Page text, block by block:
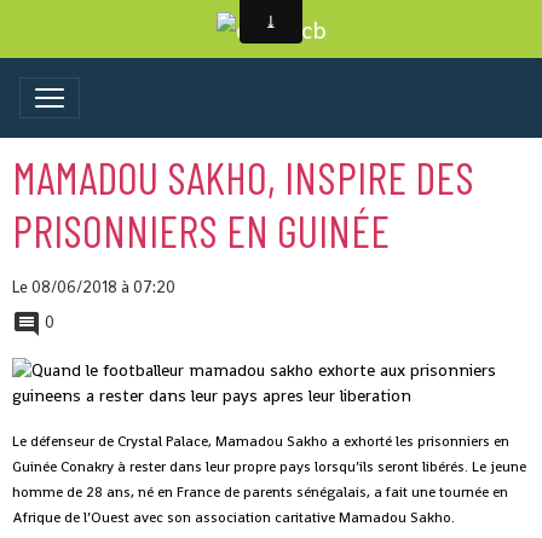
MAMADOU SAKHO, INSPIRE DES
PRISONNIERS EN GUINÉE
Le 08/06/2018 à 07:20
0
Le défenseur de Crystal Palace, Mamadou Sakho a exhorté les prisonniers en
Guinée Conakry à rester dans leur propre pays lorsqu’ils seront libérés. Le jeune
homme de 28 ans, né en France de parents sénégalais, a fait une tournée en
Afrique de l’Ouest avec son association caritative Mamadou Sakho.